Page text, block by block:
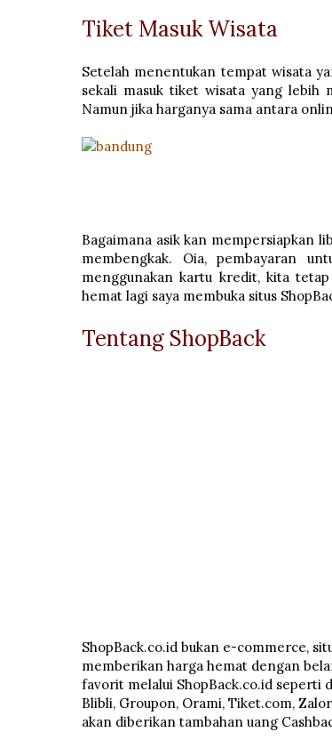
Tiket Masuk Wisata
Setelah menentukan tempat wisata
sekali masuk tiket wisata yang lebih
Namun jika harganya sama antara
Bagaimana asik kan mempersiapkan
membengkak. Oia, pembayaran
menggunakan kartu kredit, kita
hemat lagi saya membuka situs
Tentang ShopBack
ShopBack.co.id bukan e-commerce,
memberikan harga hemat dengan
favorit melalui ShopBack.co.id seperti
Blibli, Groupon, Orami, Tiket.com,
akan diberikan tambahan uang